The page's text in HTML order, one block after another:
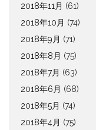
2018年11月 (61)
2018年10月 (74)
2018年9月 (71)
2018年8月 (75)
2018年7月 (63)
2018年6月 (68)
2018年5月 (74)
2018年4月 (75)